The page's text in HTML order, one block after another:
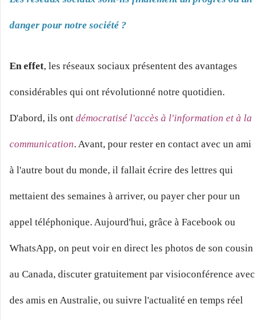
danger pour notre société ?
En effet, les réseaux sociaux présentent des avantages
considérables qui ont révolutionné notre quotidien.
D'abord, ils ont démocratisé l'accès à l'information et à la
communication. Avant, pour rester en contact avec un ami
à l'autre bout du monde, il fallait écrire des lettres qui
mettaient des semaines à arriver, ou payer cher pour un
appel téléphonique. Aujourd'hui, grâce à Facebook ou
WhatsApp, on peut voir en direct les photos de son cousin
au Canada, discuter gratuitement par visioconférence avec
des amis en Australie, ou suivre l'actualité en temps réel